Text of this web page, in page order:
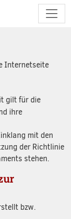
Internetseite
gilt für die
ihre
mit den
der Richtlinie
stehen.
bzw.